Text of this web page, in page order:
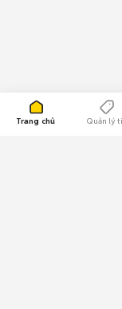
Trang chủ Quản lý